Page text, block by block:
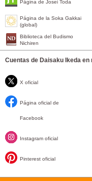
Página de Josei Toda
Página de la Soka Gakkai
(global)
Biblioteca del Budismo
Nichiren
Cuentas de Daisaku Ikeda
X oficial
Página oficial de
Facebook
Instagram oficial
Pinterest oficial